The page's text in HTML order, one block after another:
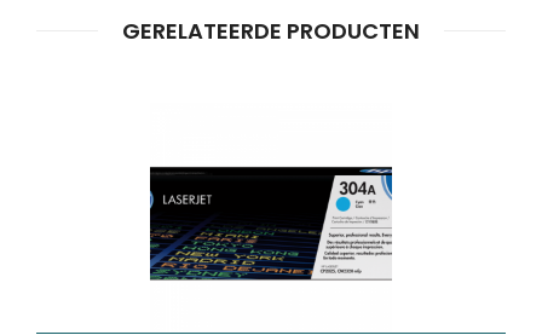
GERELATEERDE PRODUCTEN